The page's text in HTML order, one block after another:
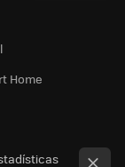
Home